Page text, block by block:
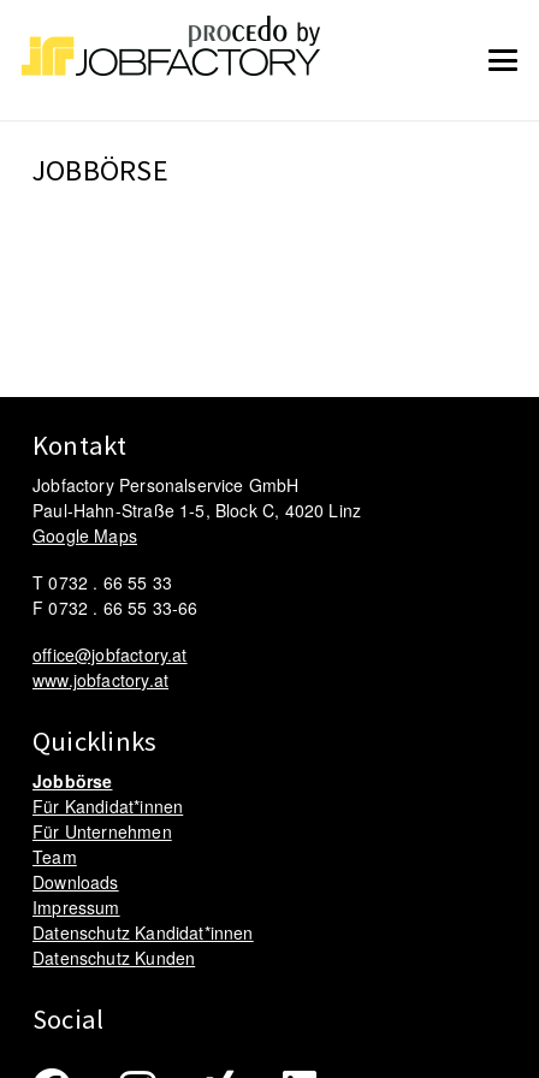
JOBBÖRSE
Kontakt
Jobfactory Personalservice GmbH
Paul-Hahn-Straße 1-5, Block C, 4020 Linz
Google Maps
T 0732 . 66 55 33
F 0732 . 66 55 33-66
office@jobfactory.at
www.jobfactory.at
Quicklinks
Jobbörse
Für Kandidat*innen
Für Unternehmen
Team
Downloads
Impressum
Datenschutz Kandidat*innen
Datenschutz Kunden
Social